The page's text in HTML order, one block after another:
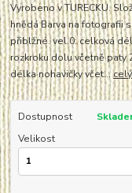
Vyrobeno v TURECKU.
hnědá Barva na fotografii
přiblžné. vel.0: celková
rozkroku dolu včetně paty
délka nohavičky včet...
Dostupnost
Velikost